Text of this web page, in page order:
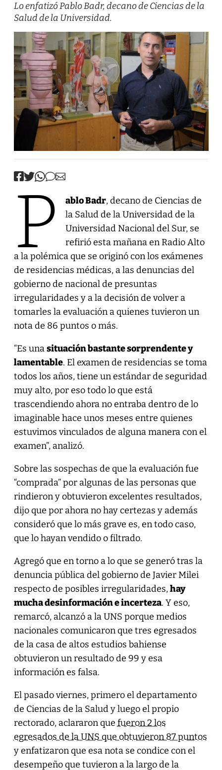
Lo enfatizó Pablo Badr, decano de Ciencias de la
Salud de la Universidad.
P ablo Badr, decano de Ciencias de
la Salud de la Universidad de la
Universidad Nacional del Sur, se
refirió esta mañana en Radio Alto
a la polémica que se originó con los exámenes
de residencias médicas, a las denuncias del
gobierno de nacional de presuntas
irregularidades y a la decisión de volver a
tomarles la evaluación a quienes tuvieron un
nota de 86 puntos o más.
“Es unasituación bastante sorprendente y
lamentable. El examen de residencias se toma
todos los años, tiene un estándar de seguridad
muy alto, por eso todo lo que está
trascendiendo ahora no entraba dentro de lo
imaginable hace unos meses entre quienes
estuvimos vinculados de alguna manera con el
examen”, analizó.
Sobre las sospechas de que la evaluación fue
“comprada” por algunas de las personas que
rindieron y obtuvieron excelentes resultados,
dijo que por ahora no hay certezas y además
consideró que lo más grave es, en todo caso,
que lo hayan vendido o filtrado.
Agregó que en torno a lo que se generó tras la
denuncia pública del gobierno de Javier Milei
respecto de posibles irregularidades,hay
mucha desinformación e incerteza. Y eso,
remarcó, alcanzó a la UNS porque medios
nacionales comunicaron que tres egresados
de la casa de altos estudios bahiense
obtuvieron un resultado de 99 y esa
información es falsa.
El pasado viernes, primero el departamento
de Ciencias de la Salud y luego el propio
rectorado, aclararon que fueron 2 los
egresados de la UNS que obtuvieron 87 puntos
y enfatizaron que esa nota se condice con el
desempeño que tuvieron a la largo de la